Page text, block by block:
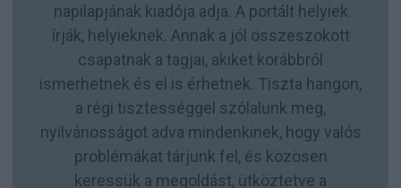
napilapjának kiadója adja. A portált helyiek
írják, helyieknek. Annak a jól összeszokott
csapatnak a tagjai, akiket korábbról
ismerhetnek és el is érhetnek. Tiszta hangon,
a régi tisztességgel szólalunk meg,
nyilvánosságot adva mindenkinek, hogy valós
problémákat tárjunk fel, és közösen
keressük a megoldást, ütköztetve a